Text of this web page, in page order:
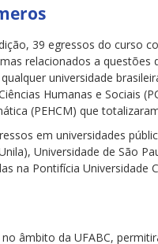
39 egressos do curso
relacionados a questões
universidade
Humanas e Sociais
(PEHCM) que
em universidades
Universidade de São
na Pontifícia Universidade
âmbito da UFABC,